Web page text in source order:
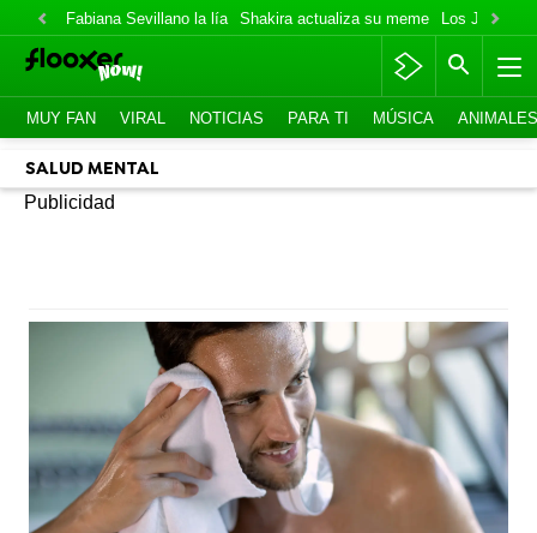
Fabiana Sevillano la lía Shakira actualiza su meme Los Jonas
MUY FAN VIRAL NOTICIAS PARA TI MÚSICA ANIMALES
SALUD MENTAL